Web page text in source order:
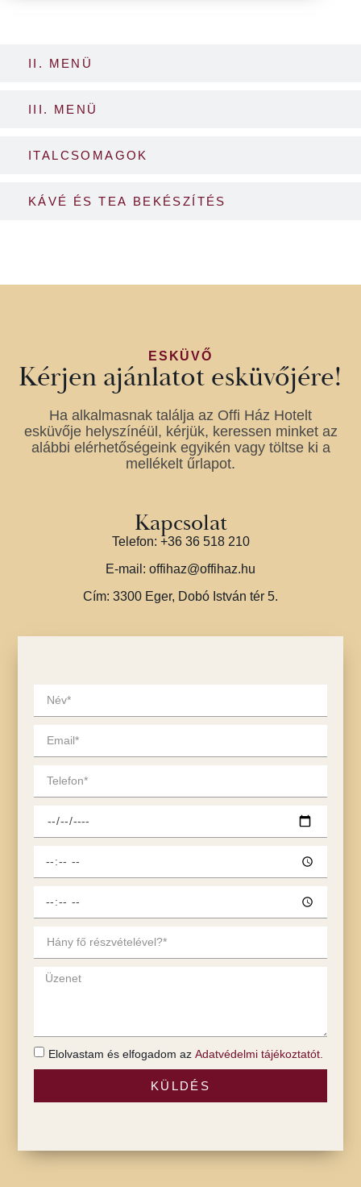
II. MENÜ
III. MENÜ
ITALCSOMAGOK
KÁVÉ ÉS TEA BEKÉSZÍTÉS
ESKÜVŐ
Kérjen ajánlatot esküvőjére!
Ha alkalmasnak találja az Offi Ház Hotelt
esküvője helyszínéül, kérjük, keressen minket az
alábbi elérhetőségeink egyikén vagy töltse ki a
mellékelt űrlapot.
Kapcsolat
Telefon: +36 36 518 210
E-mail: offihaz@offihaz.hu
Cím: 3300 Eger, Dobó István tér 5.
Elolvastam és elfogadom azAdatvédelmi tájékoztatót.
KÜLDÉS